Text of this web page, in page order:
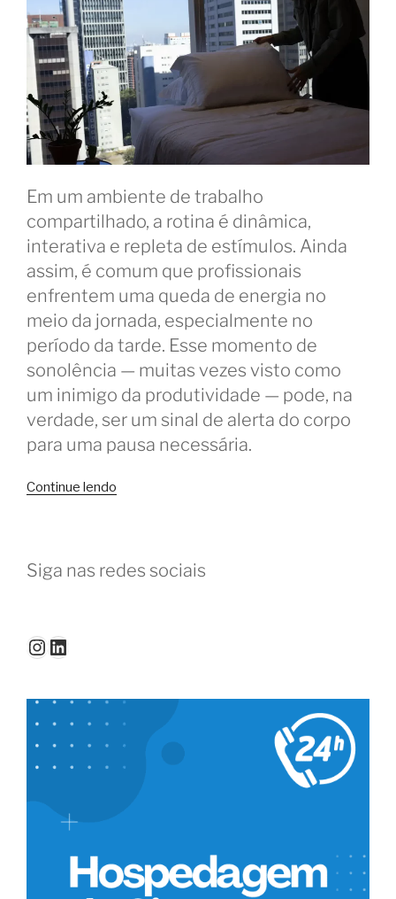
Em um ambiente de trabalho
compartilhado, a rotina é dinâmica,
interativa e repleta de estímulos. Ainda
assim, é comum que profissionais
enfrentem uma queda de energia no
meio da jornada, especialmente no
período da tarde. Esse momento de
sonolência — muitas vezes visto como
um inimigo da produtividade — pode, na
verdade, ser um sinal de alerta do corpo
para uma pausa necessária.
Continue lendo
para
Siga nas redes sociais
Instagram
LinkedIn